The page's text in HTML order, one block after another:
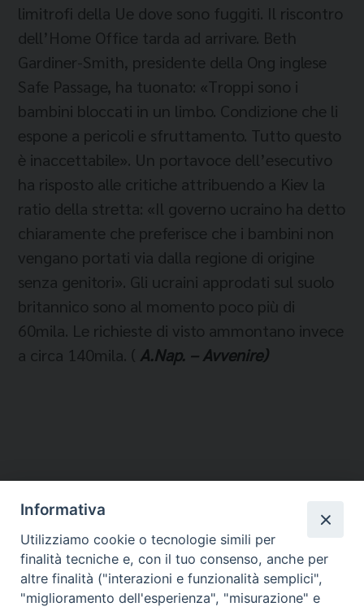
limitrofi della Ue dove sono fuggiti. Il riscontro
dell’Home Office tarda ad arrivare. Beth
Gardiner-Smith, presidente della Ong inglese
Safe Passage, ha tuonato: «Troppi sono i
bambini bloccati in un limbo. Condizione che li
espone a pericoli e sfruttamento. Tutto questo
è inaccettabile». Un portavoce dell’esecutivo
ha risposto alle critiche attribuendo a Kiev la
ratio della stretta: «Il governo ucraino ha detto
chiaramente che preferisce che i bambini non
vengano portati via dalla regione di origine
senza genitori». Gli ucraini approdati sul suolo
britannico sono al momento poco più di
60mila. Le richieste di visto ammontano invece
a circa 140mila. ( A.Nap. – Avvenire)
Temi:
PROFUGHI UCRAINI
UCRAINA
Informativa
Utilizziamo cookie o tecnologie simili per
finalità tecniche e, con il tuo consenso, anche per
altre finalità ("interazioni e funzionalità semplici",
"miglioramento dell'esperienza", "misurazione" e